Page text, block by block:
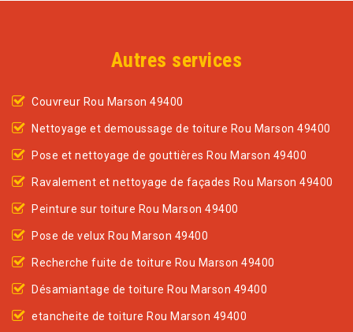
Autres services
Couvreur Rou Marson 49400
Nettoyage et demoussage de toiture Rou Marson 49400
Pose et nettoyage de gouttières Rou Marson 49400
Ravalement et nettoyage de façades Rou Marson 49400
Peinture sur toiture Rou Marson 49400
Pose de velux Rou Marson 49400
Recherche fuite de toiture Rou Marson 49400
Désamiantage de toiture Rou Marson 49400
etancheite de toiture Rou Marson 49400